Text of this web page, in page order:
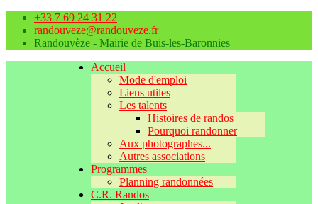
+33 7 69 24 31 22
randouveze@randouveze.fr
Randouvèze - Mairie de Buis-les-Baronnies
Accueil
Mode d'emploi
Liens utiles
Les talents
Histoires de randos
Pourquoi randonner
Aux photographes...
Autres associations
Programmes
Planning randonnées
C.R. Randos